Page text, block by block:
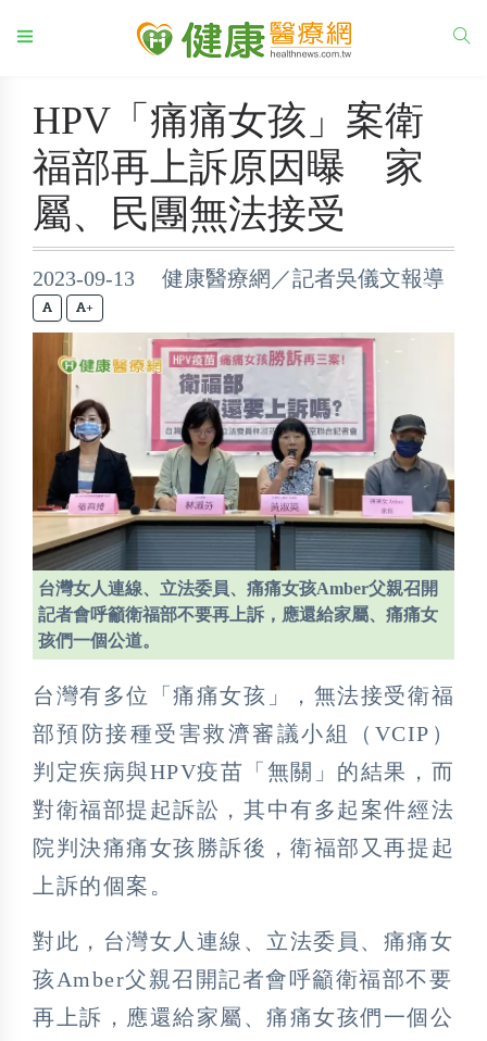
HPV「痛痛女孩」案衛
福部再上訴原因曝 家
屬、民團無法接受
2023-09-13 健康醫療網／記者吳儀文報導
+
台灣女人連線、立法委員、痛痛女孩Amber父親召開
記者會呼籲衛福部不要再上訴，應還給家屬、痛痛女
孩們一個公道。
台灣有多位「痛痛女孩」，無法接受衛福
部預防接種受害救濟審議小組（VCIP）
判定疾病與HPV疫苗「無關」的結果，而
對衛福部提起訴訟，其中有多起案件經法
院判決痛痛女孩勝訴後，衛福部又再提起
上訴的個案。
對此，台灣女人連線、立法委員、痛痛女
孩Amber父親召開記者會呼籲衛福部不要
再上訴，應還給家屬、痛痛女孩們一個公